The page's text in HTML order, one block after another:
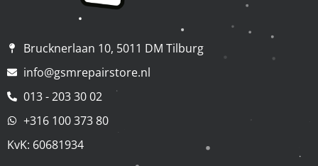
Brucknerlaan 10, 5011 DM Tilburg
info@gsmrepairstore.nl
013 - 203 30 02
+316 100 373 80
KvK: 60681934